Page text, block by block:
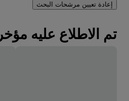
إعادة تعيين مرشحات البحث
تم الاطلاع عليه مؤخراً